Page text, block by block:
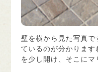
壁を横から見た写真
ているのが分かりま
を少し開け、そこにマ